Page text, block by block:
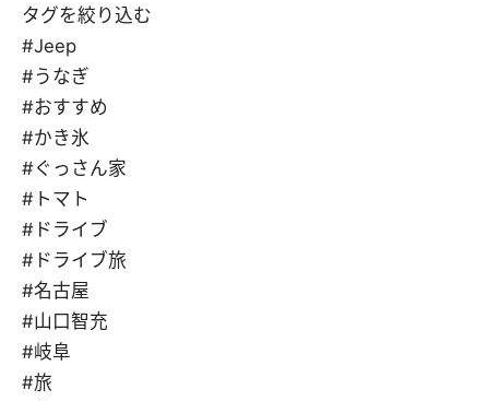
タグを絞り込む
#Jeep
#うなぎ
#おすすめ
#かき氷
#ぐっさん家
#トマト
#ドライブ
#ドライブ旅
#名古屋
#山口智充
#岐阜
#旅